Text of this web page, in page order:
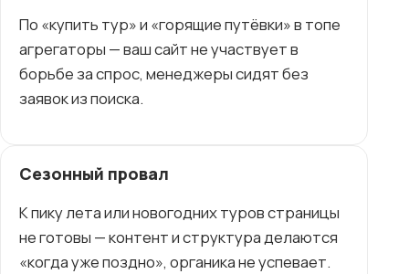
По «купить тур» и «горящие путёвки» в топе
агрегаторы — ваш сайт не участвует в
борьбе за спрос, менеджеры сидят без
заявок из поиска.
Сезонный провал
К пику лета или новогодних туров страницы
не готовы — контент и структура делаются
«когда уже поздно», органика не успевает.